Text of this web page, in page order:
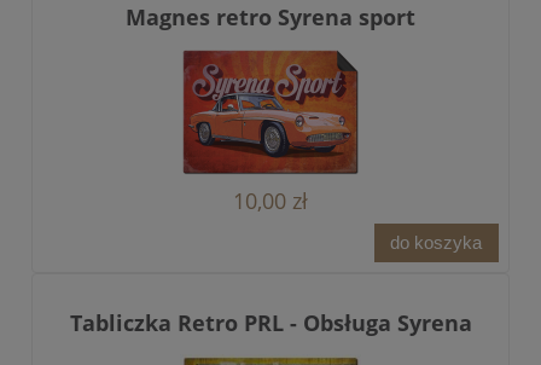
Magnes retro Syrena sport
10,00 zł
do koszyka
Tabliczka Retro PRL - Obsługa Syrena